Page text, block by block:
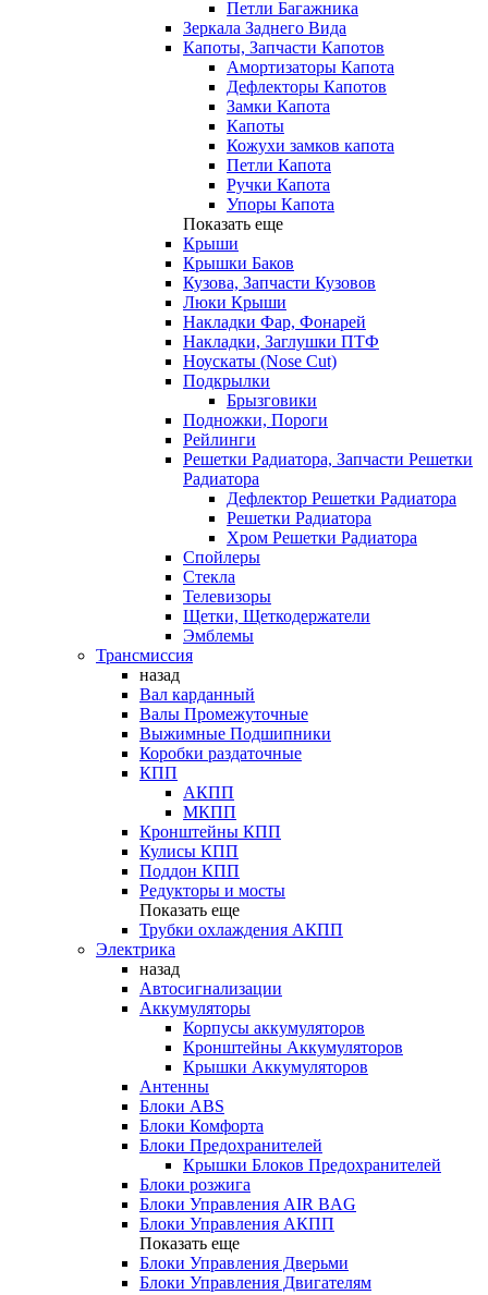
Петли Багажника
Зеркала Заднего Вида
Капоты, Запчасти Капотов
Амортизаторы Капота
Дефлекторы Капотов
Замки Капота
Капоты
Кожухи замков капота
Петли Капота
Ручки Капота
Упоры Капота
Показать еще
Крыши
Крышки Баков
Кузова, Запчасти Кузовов
Люки Крыши
Накладки Фар, Фонарей
Накладки, Заглушки ПТФ
Ноускаты (Nose Cut)
Подкрылки
Брызговики
Подножки, Пороги
Рейлинги
Решетки Радиатора, Запчасти Решетки
Радиатора
Дефлектор Решетки Радиатора
Решетки Радиатора
Хром Решетки Радиатора
Спойлеры
Стекла
Телевизоры
Щетки, Щеткодержатели
Эмблемы
Трансмиссия
назад
Вал карданный
Валы Промежуточные
Выжимные Подшипники
Коробки раздаточные
КПП
АКПП
МКПП
Кронштейны КПП
Кулисы КПП
Поддон КПП
Редукторы и мосты
Показать еще
Трубки охлаждения АКПП
Электрика
назад
Автосигнализации
Аккумуляторы
Корпусы аккумуляторов
Кронштейны Аккумуляторов
Крышки Аккумуляторов
Антенны
Блоки ABS
Блоки Комфорта
Блоки Предохранителей
Крышки Блоков Предохранителей
Блоки розжига
Блоки Управления AIR BAG
Блоки Управления АКПП
Показать еще
Блоки Управления Дверьми
Блоки Управления Двигателям